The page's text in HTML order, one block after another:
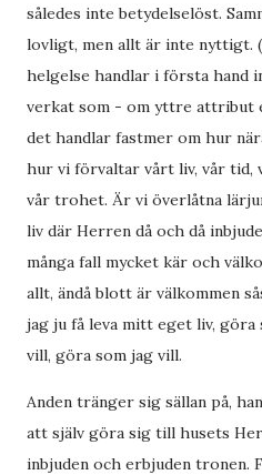
således inte betydelselöst.
lovligt, men allt är inte nyttigt.
helgelse handlar i första hand
verkat som - om yttre attribut
det handlar fastmer om hur
hur vi förvaltar vårt liv, vår tid,
vår trohet. Är vi överlåtna
liv där Herren då och då
många fall mycket kär och
allt, ändå blott är välkommen
jag ju få leva mitt eget liv, göra
vill, göra som jag vill.
Anden tränger sig sällan på,
att själv göra sig till husets
inbjuden och erbjuden tronen.